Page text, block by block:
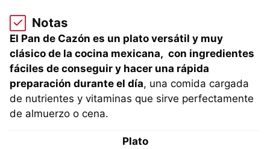
Notas
El Pan de Cazón es un plato versátil y muy
clásico de la cocina mexicana, con ingredientes
fáciles de conseguir y hacer una rápida
preparación durante el día, una comida cargada
de nutrientes y vitaminas que sirve perfectamente
de almuerzo o cena.
Plato